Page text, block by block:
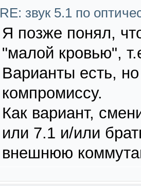
RE: звук 5.1 по
Я позже понял,
"малой кровью",
Варианты есть,
компромиссу.
Как вариант,
или 7.1 и/или
внешнюю